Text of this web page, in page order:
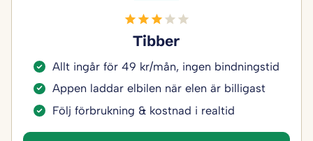
Tibber
Allt ingår för 49 kr/mån, ingen bindningstid
Appen laddar elbilen när elen är billigast
Följ förbrukning & kostnad i realtid